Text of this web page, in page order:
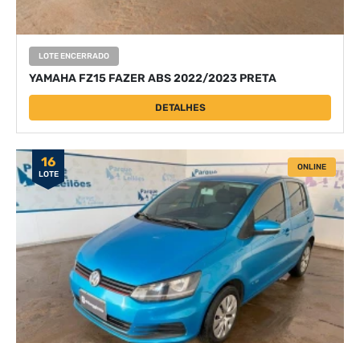
LOTE ENCERRADO
YAMAHA FZ15 FAZER ABS 2022/2023 PRETA
DETALHES
16
LOTE
ONLINE